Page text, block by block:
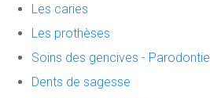
Les caries
Les prothèses
Soins des gencives - Parodontie
Dents de sagesse